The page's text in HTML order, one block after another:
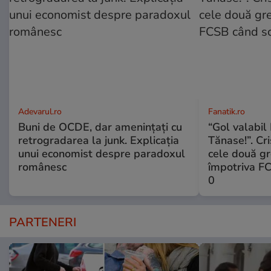
Adevarul.ro
Buni de OCDE, dar amenințați cu
retrogradarea la junk. Explicația
unui economist despre paradoxul
românesc
Fanatik.ro
“Gol
Tănase!”.
cele două
împotriva
0
PARTENERI